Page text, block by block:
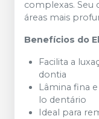
complexas. Seu
áreas mais
Benefícios do
Facilita a
dontia
Lâmina fina e
lo dentário
Ideal para